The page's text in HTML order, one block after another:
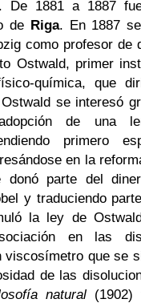
De 1881 a 1887
de Riga. En 1887
como profesor de
Ostwald, primer
química, que
se interesó
de una
primero
en la
donó parte del
y traduciendo
la ley de
en las
viscosímetro que se
de las
natural (1902)